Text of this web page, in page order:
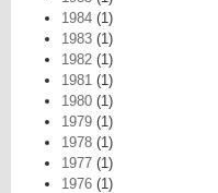
1984 (1)
1983 (1)
1982 (1)
1981 (1)
1980 (1)
1979 (1)
1978 (1)
1977 (1)
1976 (1)